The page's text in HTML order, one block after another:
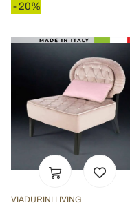
- 20%
VIADURINI LIVING